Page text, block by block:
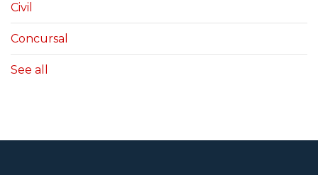
Civil
Concursal
See all